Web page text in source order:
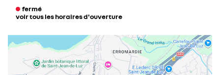
fermé
voir tous les horaires d'ouverture
mardi
08:30 - 12:0014:00 - 19:00
mercredi
08:30 - 12:0014:00 - 19:00
08:30 - 12:0014:00 - 19:00
vendredi
08:30 - 12:0014:00 - 19:00
samedi
08:30 - 12:0014:00 - 18:00